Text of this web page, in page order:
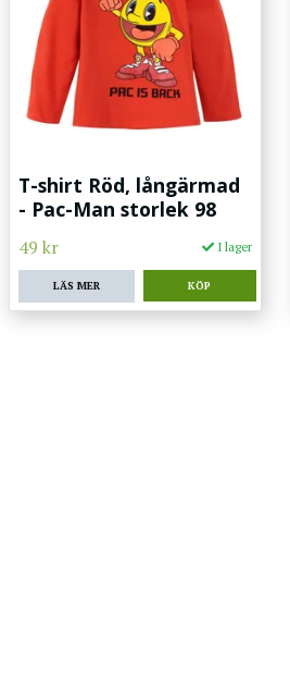
T-shirt Röd, långärmad
- Pac-Man storlek 98
49 kr I lager
LÄS MER